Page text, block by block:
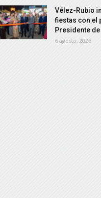
Vélez-Rubio
fiestas con el
Presidente
6 agosto, 2026